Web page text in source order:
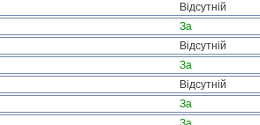
Відсутній
За
Відсутній
За
Відсутній
За